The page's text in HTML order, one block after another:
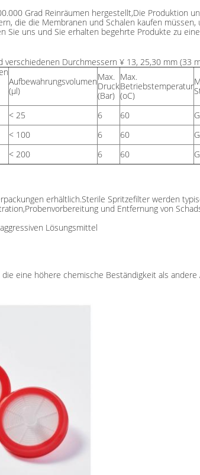
Grad Reinräumen hergestellt,Die Produktion
die die Membranen und Schalen kaufen
uns und Sie erhalten begehrte Produkte zu
Durchmessern ¥ 13, 25,30 mm (33
Aufbewahrungsvolumen
(μl)
Max.
Druck
(Bar)
Max.
Betriebstemperatur
(oC)
< 25 6 60
< 100 6 60
< 200 6 60
erhältlich.Sterile Spritzefilter werden
und Entfernung von
Lösungsmittel
eine höhere chemische Beständigkeit als